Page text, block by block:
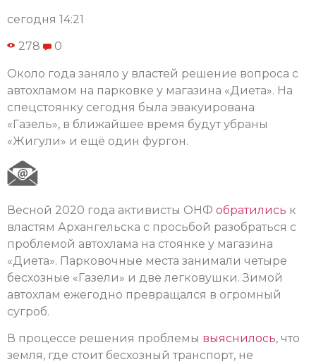
сегодня 14:21
278 0
Около года заняло у властей решение вопроса с
автохламом на парковке у магазина «Диета». На
спецстоянку сегодня была эвакуирована
«Газель», в ближайшее время будут убраны
«Жигули» и ещё один фургон.
Весной 2020 года активисты ОНФ обратились к
властям Архангельска с просьбой разобраться с
проблемой автохлама на стоянке у магазина
«Диета». Парковочные места занимали четыре
бесхозные «Газели» и две легковушки. Зимой
автохлам ежегодно превращался в огромный
сугроб.
В процессе решения проблемы выяснилось, что
земля, где стоит бесхозный транспорт, не